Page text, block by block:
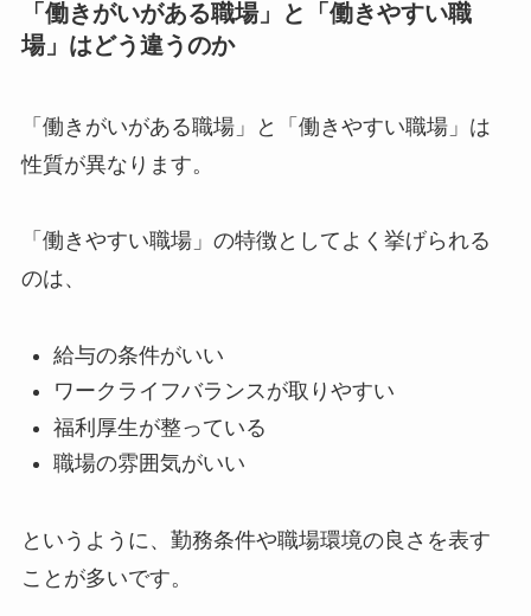
「働きがいがある職場」と「働きやすい職
場」はどう違うのか
「働きがいがある職場」と「働きやすい職場」は
性質が異なります。
「働きやすい職場」の特徴としてよく挙げられる
のは、
給与の条件がいい
ワークライフバランスが取りやすい
福利厚生が整っている
職場の雰囲気がいい
というように、勤務条件や職場環境の良さを表す
ことが多いです。